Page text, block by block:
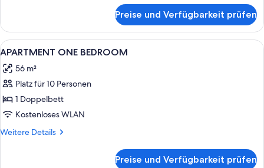
2 Schlafzimmer
Preise und Verfügbarkeit prüfen
Alle
Fotos
für
APARTMENT
ONE
BEDROOM
anzeigen
Zimmersafe, laptopgeeigneter
1
APARTMENT ONE BEDROOM
56 m²
Platz für 10 Personen
1 Doppelbett
Kostenloses WLAN
Weitere Details
Weitere
Preise und Verfügbarkeit prüfen